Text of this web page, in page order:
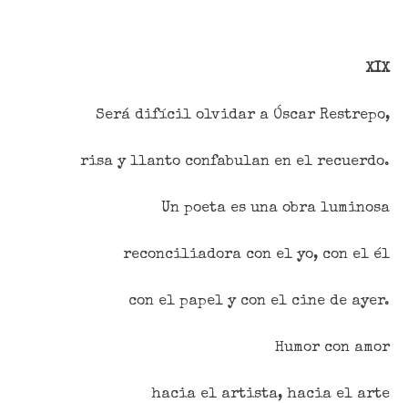
XIX
Será difícil olvidar a Óscar Restrepo,
risa y llanto confabulan en el recuerdo.
Un poeta es una obra luminosa
reconciliadora con el yo, con el él
con el papel y con el cine de ayer.
Humor con amor
hacia el artista, hacia el arte